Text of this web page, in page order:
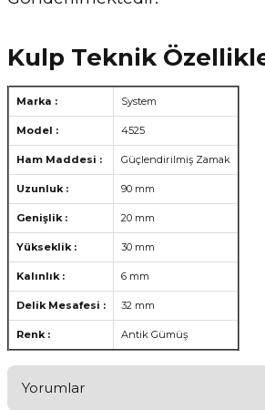
Kulp Teknik
Marka : System
Model : 4525
Ham Maddesi : Güçlendirilmiş Zamak
Uzunluk : 90 mm
Genişlik : 20 mm
Yükseklik : 30 mm
Kalınlık : 6 mm
Delik Mesafesi : 32 mm
Renk : Antik Gümüş
Yorumlar